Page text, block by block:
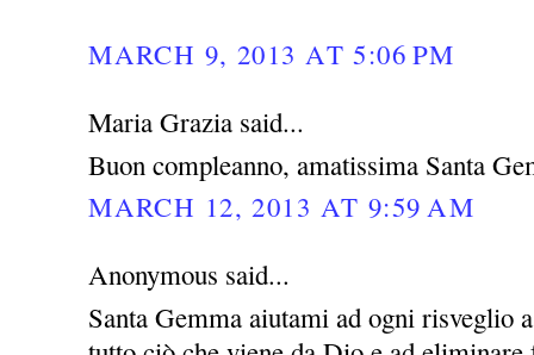
MARCH 9, 2013 AT 5:06 PM
Maria Grazia said...
Buon compleanno, amatissima Santa
MARCH 12, 2013 AT 9:59 AM
Anonymous said...
Santa Gemma aiutami ad ogni risveglio